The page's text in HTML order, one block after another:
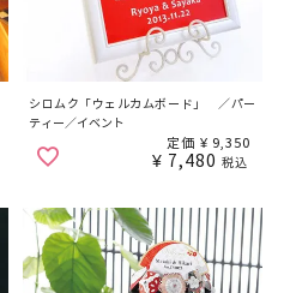
シロムク「ウェルカムボード」 ／パー
ティー／イベント
定価 ¥ 9,350
¥ 7,480 税込